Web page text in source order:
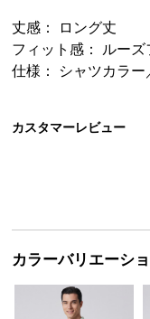
丈感： ロング丈
フィット感： ルーズ
仕様： シャツカラ
カスタマーレビュー
カラーバリエーシ